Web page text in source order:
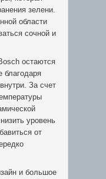
зелени.
области
сочной и
остаются
благодаря
За счет
уровень
от
и большое